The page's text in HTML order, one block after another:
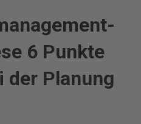
6 Punkte
der Planung